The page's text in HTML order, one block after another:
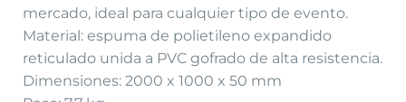
mercado, ideal para cualquier tipo de evento.
Material: espuma de polietileno expandido
reticulado unida a PVC gofrado de alta resistencia.
Dimensiones: 2000 x 1000 x 50 mm